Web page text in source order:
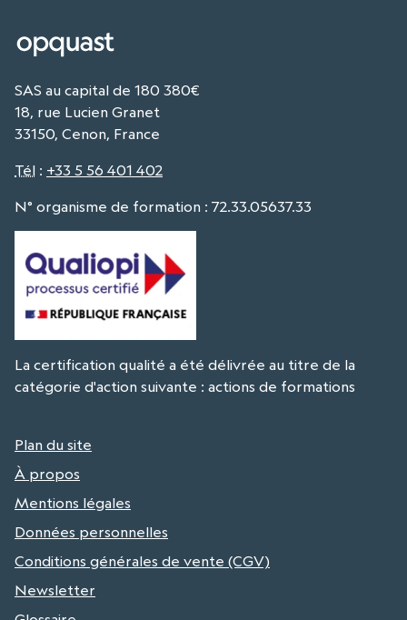
SAS au capital de 180 380€
18, rue Lucien Granet
33150, Cenon, France
Tél : +33 5 56 401 402
N° organisme de formation : 72.33.05637.33
La certification qualité a été délivrée au titre de la
catégorie d'action suivante : actions de formations
Plan du site
À propos
Mentions légales
Données personnelles
Conditions générales de vente (CGV)
Newsletter